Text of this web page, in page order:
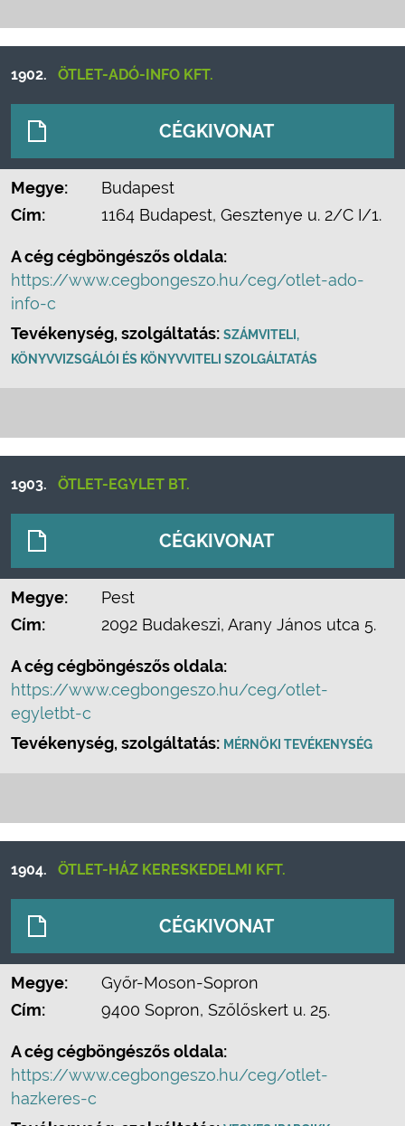
1902. ÖTLET-ADÓ-INFO KFT.
CÉGKIVONAT
Megye:
Budapest
Cím:
1164 Budapest, Gesztenye u. 2/C I/1.
A cég cégböngészős oldala:
https://www.cegbongeszo.hu/ceg/otlet-ado-
info-c
Tevékenység, szolgáltatás: SZÁMVITELI,
KÖNYVVIZSGÁLÓI ÉS KÖNYVVITELI SZOLGÁLTATÁS
1903. ÖTLET-EGYLET BT.
CÉGKIVONAT
Megye:
Pest
Cím:
2092 Budakeszi, Arany János utca 5.
A cég cégböngészős oldala:
https://www.cegbongeszo.hu/ceg/otlet-
egyletbt-c
Tevékenység, szolgáltatás: MÉRNÖKI TEVÉKENYSÉG
1904. ÖTLET-HÁZ KERESKEDELMI KFT.
CÉGKIVONAT
Megye:
Győr-Moson-Sopron
Cím:
9400 Sopron, Szőlőskert u. 25.
A cég cégböngészős oldala:
https://www.cegbongeszo.hu/ceg/otlet-
hazkeres-c